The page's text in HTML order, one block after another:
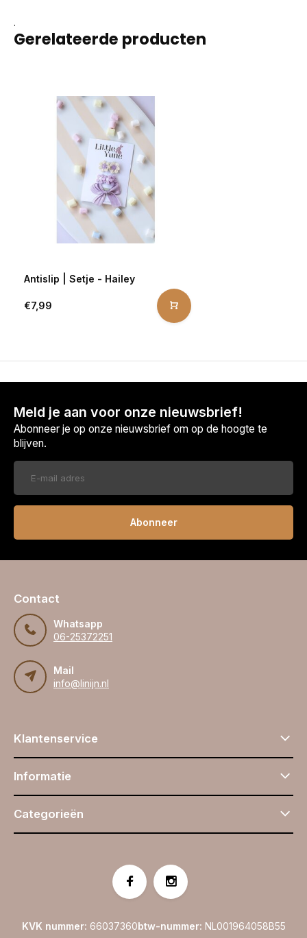
.
Gerelateerde producten
Antislip | Setje - Hailey
€7,99
Meld je aan voor onze nieuwsbrief!
Abonneer je op onze nieuwsbrief om op de hoogte te
blijven.
Abonneer
Contact
Whatsapp
06-25372251
Mail
info@linijn.nl
Klantenservice
Informatie
Categorieën
KVK nummer: 66037360btw-nummer: NL001964058B55